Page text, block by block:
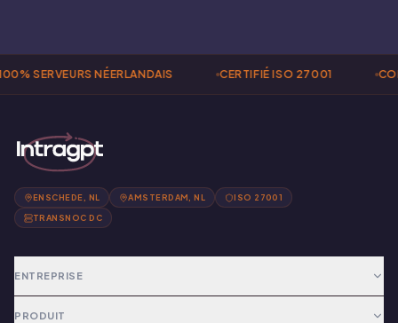
SERVEURS NÉERLANDAIS CERTIFIÉ ISO 27001
ENSCHEDE, NL AMSTERDAM, NL ISO 27001
TRANSNOC DC
ENTREPRISE
PRODUIT